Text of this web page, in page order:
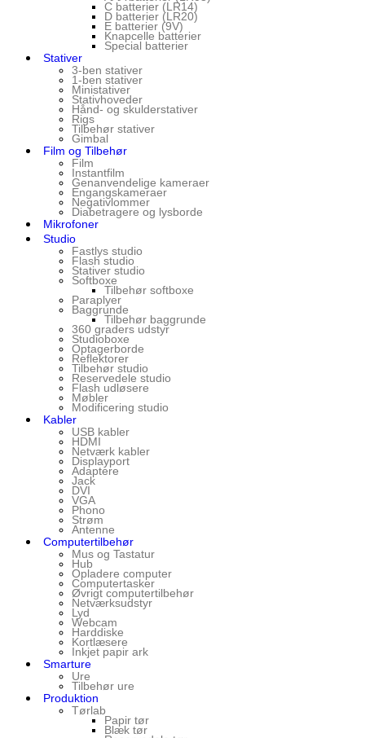
C batterier (LR14)
D batterier (LR20)
E batterier (9V)
Knapcelle batterier
Special batterier
Stativer
3-ben stativer
1-ben stativer
Ministativer
Stativhoveder
Hånd- og skulderstativer
Rigs
Tilbehør stativer
Gimbal
Film og Tilbehør
Film
Instantfilm
Genanvendelige kameraer
Engangskameraer
Negativlommer
Diabetragere og lysborde
Mikrofoner
Studio
Fastlys studio
Flash studio
Stativer studio
Softboxe
Tilbehør softboxe
Paraplyer
Baggrunde
Tilbehør baggrunde
360 graders udstyr
Studioboxe
Optagerborde
Reflektorer
Tilbehør studio
Reservedele studio
Flash udløsere
Møbler
Modificering studio
Kabler
USB kabler
HDMI
Netværk kabler
Displayport
Adaptere
Jack
DVI
VGA
Phono
Strøm
Antenne
Computertilbehør
Mus og Tastatur
Hub
Opladere computer
Computertasker
Øvrigt computertilbehør
Netværksudstyr
Lyd
Webcam
Harddiske
Kortlæsere
Inkjet papir ark
Smarture
Ure
Tilbehør ure
Produktion
Tørlab
Papir tør
Blæk tør